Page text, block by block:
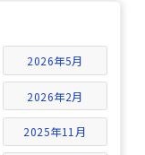
2026年5月
2026年2月
2025年11月